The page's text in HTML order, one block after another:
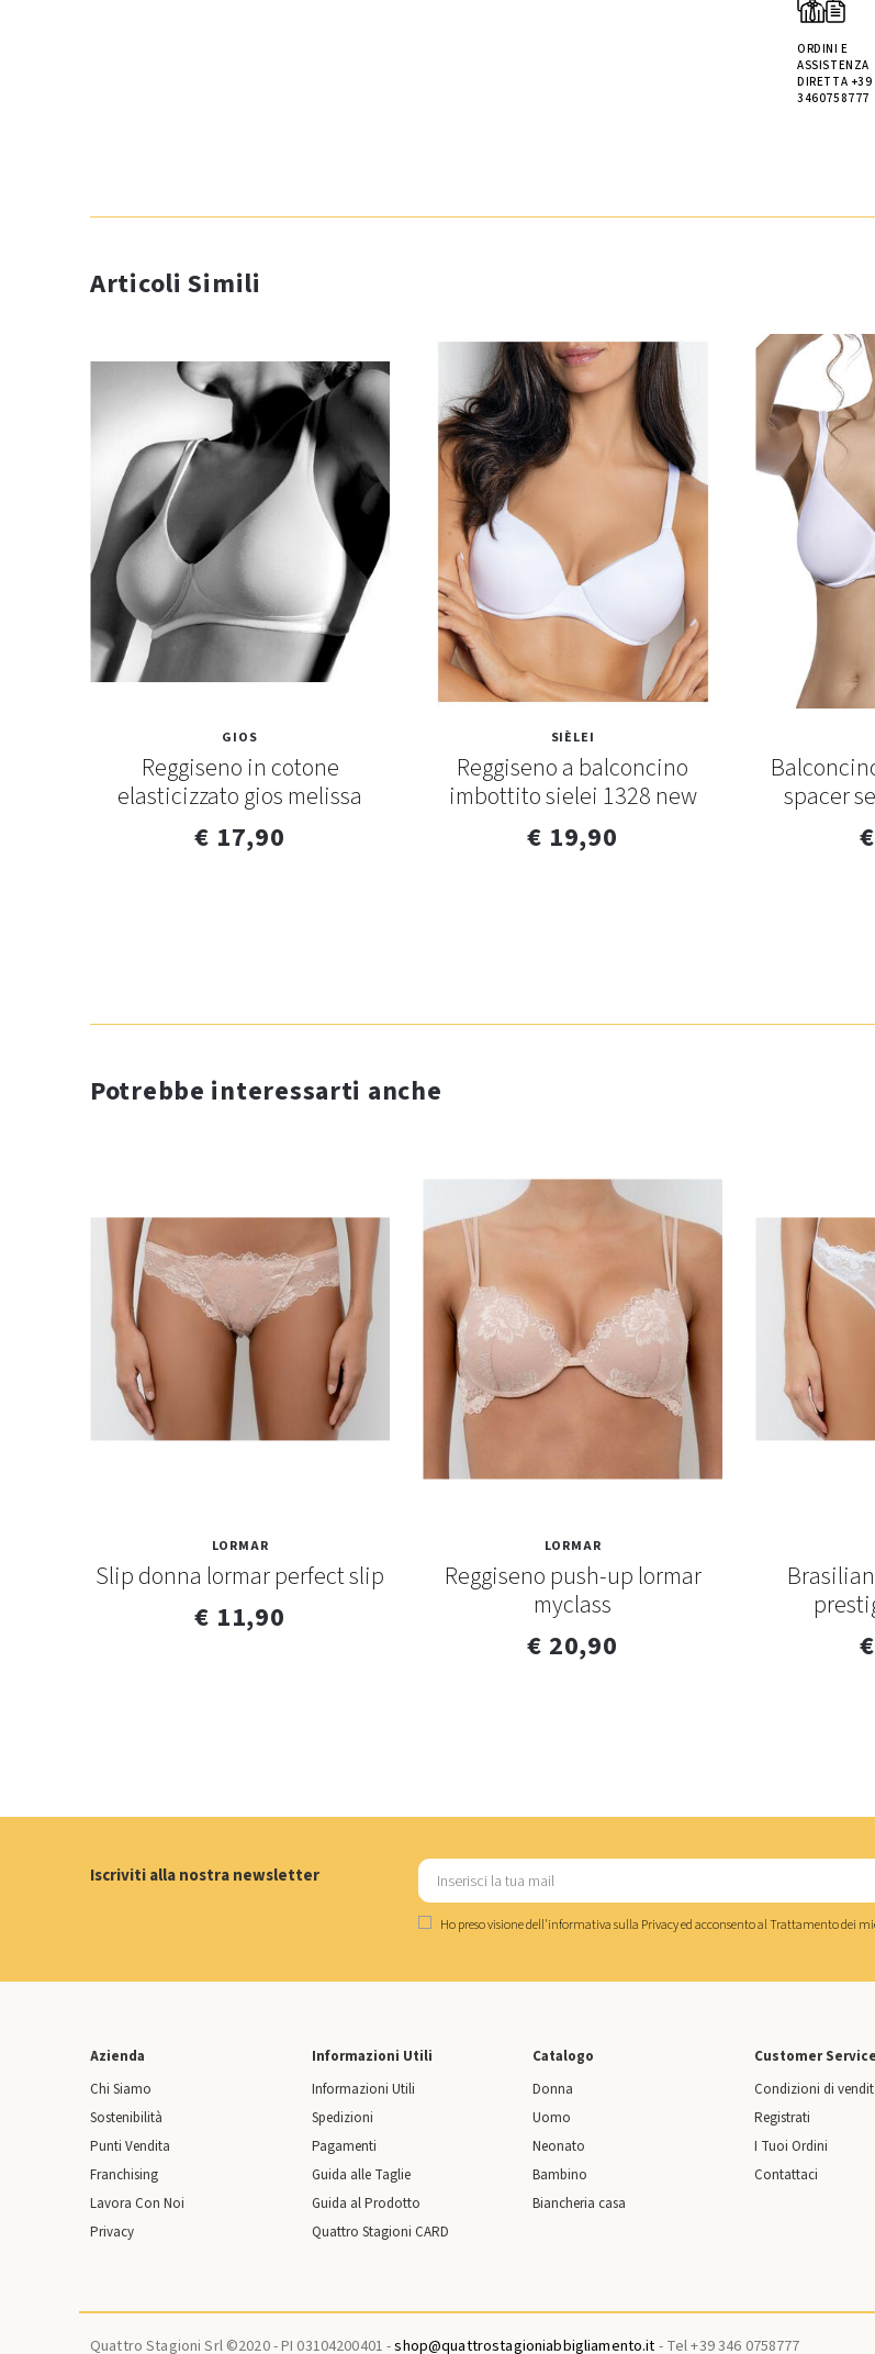
ORDINI E
ASSISTENZA
DIRETTA +39
3460758777
Articoli Simili
GIOS
Reggiseno in cotone
elasticizzato gios melissa
€ 17,90
SIÈLEI
Reggiseno a balconcino
imbottito sielei 1328 new
€ 19,90
spacer
Potrebbe interessarti anche
LORMAR
Slip donna lormar perfect slip
€ 11,90
LORMAR
Reggiseno push-up lormar
myclass
€ 20,90
Iscriviti alla nostra newsletter
Ho preso visione dell'informativa sulla Privacyed acconsento alTrattamento dei
Azienda
Chi Siamo
Sostenibilità
Punti Vendita
Franchising
Lavora Con Noi
Privacy
Informazioni Utili
Informazioni Utili
Spedizioni
Pagamenti
Guida alle Taglie
Guida al Prodotto
Quattro Stagioni CARD
Catalogo
Donna
Uomo
Neonato
Bambino
Biancheria casa
Customer Service
Condizioni di
Registrati
I Tuoi Ordini
Contattaci
Quattro Stagioni Srl ©2020 - PI 03104200401 -shop@quattrostagioniabbigliamento.it - Tel +39 346 0758777